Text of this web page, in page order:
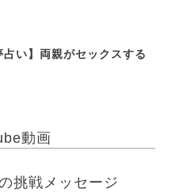
占い】両親がセックスする
動画
挑戦メッセージ